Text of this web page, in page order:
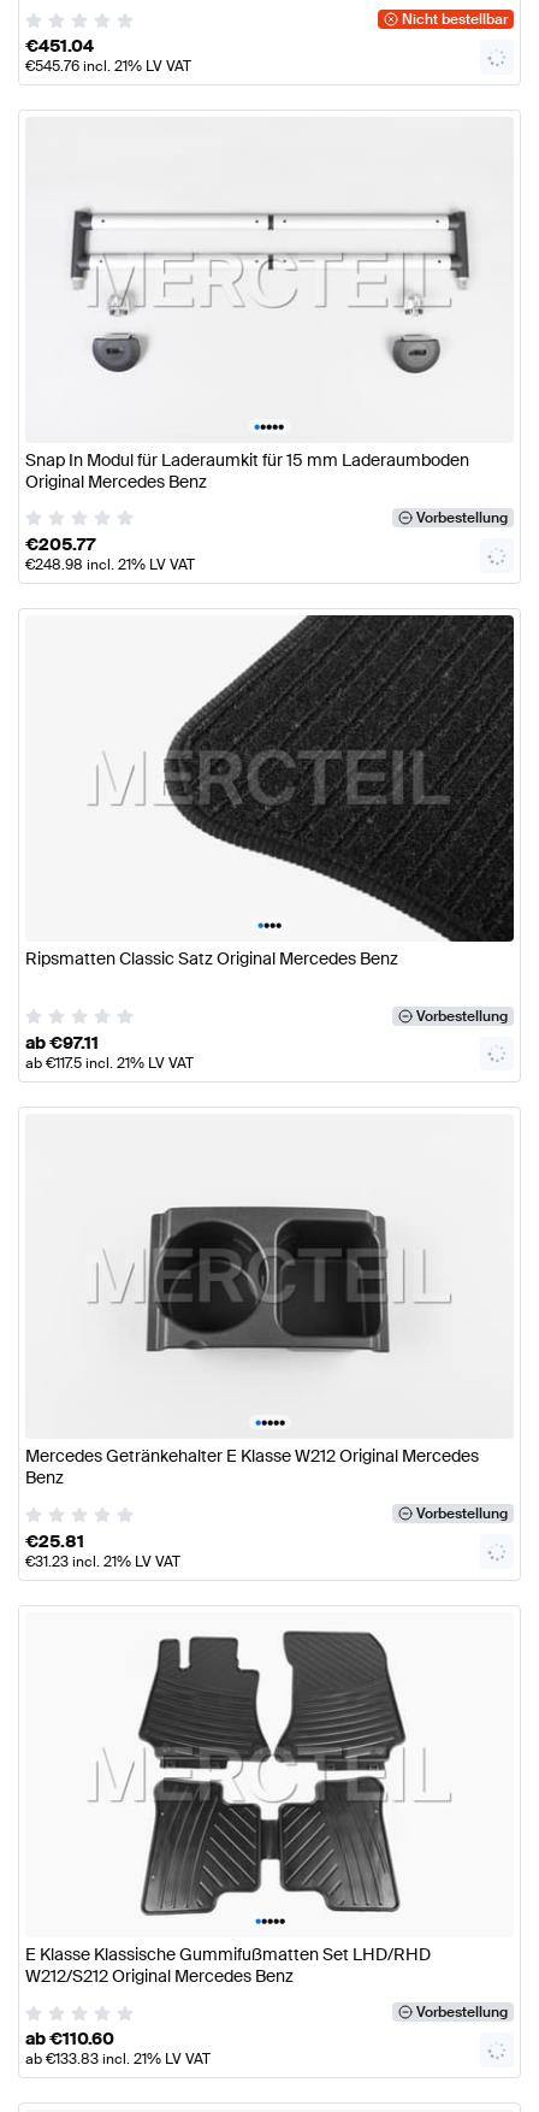
Nicht bestellbar
€451.04
€545.76incl. 21% LV VAT
•••••
Snap In Modul für Laderaumkit für 15 mm Laderaumboden
Original Mercedes Benz
Vorbestellung
€205.77
€248.98 incl. 21% LV VAT
••••
Ripsmatten Classic Satz Original Mercedes Benz
Vorbestellung
ab€97.11
ab€117.5incl. 21% LV VAT
•••••
Mercedes Getränkehalter E Klasse W212 Original Mercedes
Benz
Vorbestellung
€25.81
€31.23incl. 21% LV VAT
•••••
E Klasse Klassische Gummifußmatten Set LHD/RHD
W212/S212 Original Mercedes Benz
Vorbestellung
ab€110.60
ab€133.83incl. 21% LV VAT